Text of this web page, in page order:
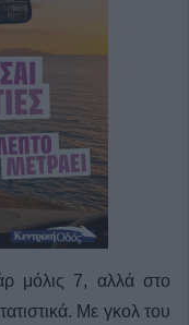
μόλις 7, αλλά στο
Με γκολ του